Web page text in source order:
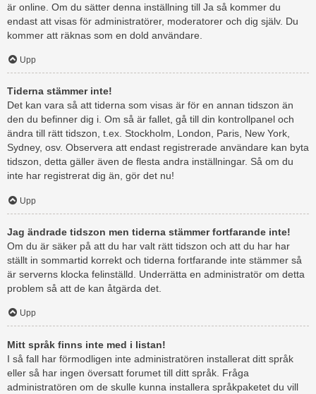
är online. Om du sätter denna inställning till Ja så kommer du
endast att visas för administratörer, moderatorer och dig själv. Du
kommer att räknas som en dold användare.
Upp
Tiderna stämmer inte!
Det kan vara så att tiderna som visas är för en annan tidszon än
den du befinner dig i. Om så är fallet, gå till din kontrollpanel och
ändra till rätt tidszon, t.ex. Stockholm, London, Paris, New York,
Sydney, osv. Observera att endast registrerade användare kan byta
tidszon, detta gäller även de flesta andra inställningar. Så om du
inte har registrerat dig än, gör det nu!
Upp
Jag ändrade tidszon men tiderna stämmer fortfarande inte!
Om du är säker på att du har valt rätt tidszon och att du har har
ställt in sommartid korrekt och tiderna fortfarande inte stämmer så
är serverns klocka felinställd. Underrätta en administratör om detta
problem så att de kan åtgärda det.
Upp
Mitt språk finns inte med i listan!
I så fall har förmodligen inte administratören installerat ditt språk
eller så har ingen översatt forumet till ditt språk. Fråga
administratören om de skulle kunna installera språkpaketet du vill